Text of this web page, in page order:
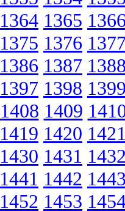
1364 1365
1375 1376
1386 1387
1397 1398
1408 1409
1419 1420
1430 1431
1441 1442
1452 1453